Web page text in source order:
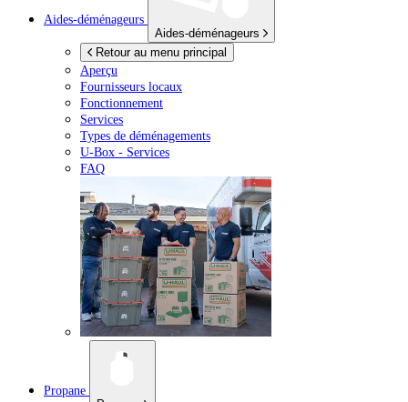
Aides-déménageurs
Aides-déménageurs
Retour au menu principal
Aperçu
Fournisseurs locaux
Fonctionnement
Services
Types de déménagements
U-Box - Services
FAQ
Propane